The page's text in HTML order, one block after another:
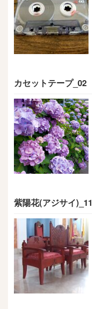
カセットテープ_02
紫陽花(アジサイ)_11